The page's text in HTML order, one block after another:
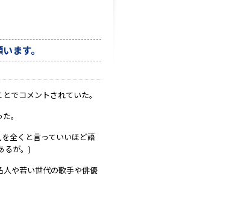
ます。
でコメントされていた。
。
全くと言っていいほど語
るが。)
や若い世代の歌手や俳優